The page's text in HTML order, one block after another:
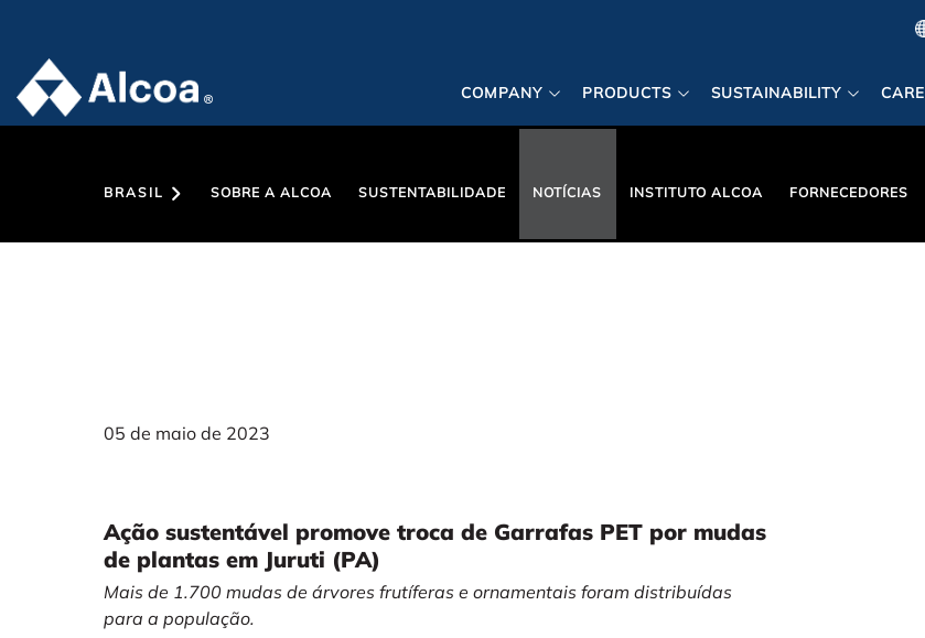
COMPANY PRODUCTS SUSTAINABILITY
BRASIL SOBRE A ALCOA SUSTENTABILIDADE NOTÍCIAS INSTITUTO ALCOA FORNECEDORES
05 de maio de 2023
Ação sustentável promove troca de Garrafas PET por mudas
de plantas em Juruti (PA)
Mais de 1.700 mudas de árvores frutíferas e ornamentais foram distribuídas
para a população.